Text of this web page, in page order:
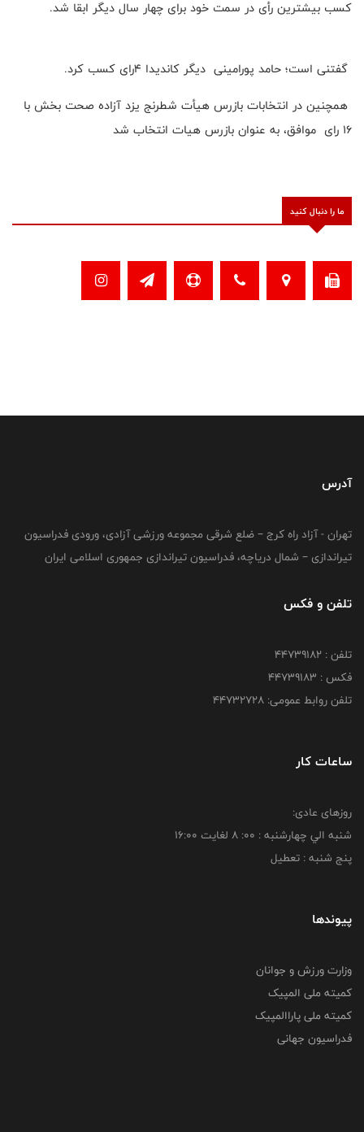
کسب بیشترین رأی در سمت خود برای چهار سال دیگر ابقا شد.
گفتنی است؛ حامد‌ پورامینی دیگر کاندیدا ۴رای کسب کرد.
همچنین در انتخابات بازرس هیأت شطرنج یزد آزاده صحت بخش با
۱۶ رای موافق، به عنوان بازرس هیات انتخاب شد
ما را دنبال کنید
آدرس
تهران - آزاد راه کرج – ضلع شرقی مجموعه ورزشی آزادی، ورودی فدراسیون
تیراندازی – شمال دریاچه، فدراسیون تیراندازی جمهوری اسلامی ایران
تلفن و فکس
تلفن : ۴۴۷۳۹۱۸۲
فکس : ۴۴۷۳۹۱۸3
تلفن روابط عمومی: ۴۴۷۳۲۷۲۸
ساعات کار
روزهای عادی:
شنبه الي چهارشنبه : 00: 8 لغايت 16:00
پنج شنبه : تعطیل
پیوندها
وزارت ورزش و جوانان
کمیته ملی المپیک
کمیته ملی پاراالمپیک
فدراسیون جهانی